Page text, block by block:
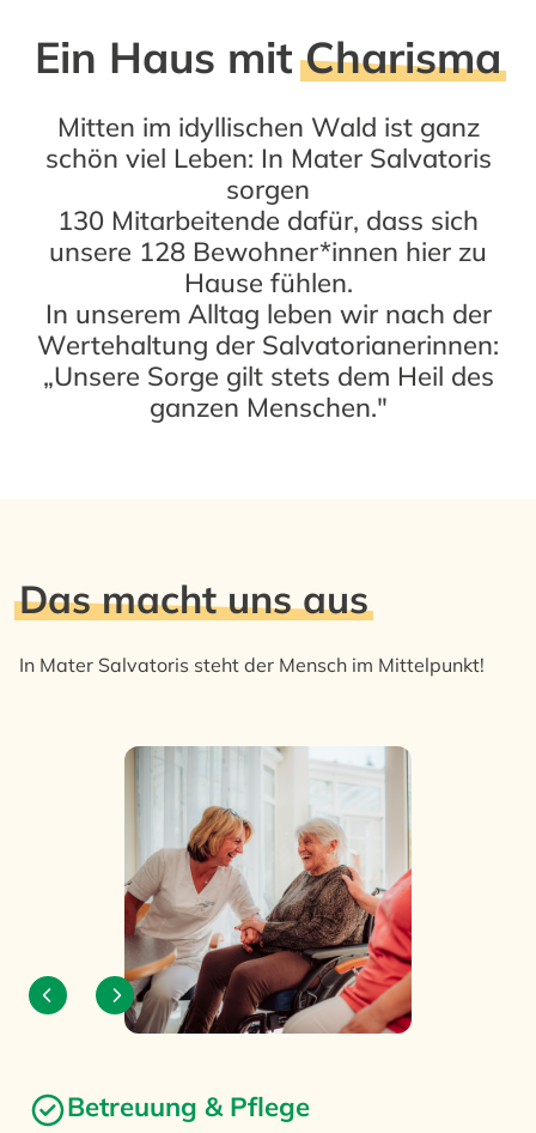
Ein Haus mitCharisma
Mitten im idyllischen Wald ist ganz
schön viel Leben: In Mater Salvatoris
sorgen
130 Mitarbeitende dafür, dass sich
unsere 128 Bewohner*innen hier zu
Hause fühlen.
In unserem Alltag leben wir nach der
Wertehaltung der Salvatorianerinnen:
„Unsere Sorge gilt stets dem Heil des
ganzen Menschen."
Das macht uns aus
In Mater Salvatoris steht der Mensch im Mittelpunkt!
Betreuung & Pflege